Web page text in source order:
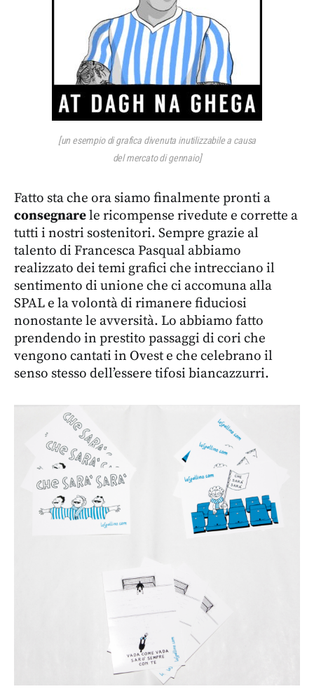
[un esempio di grafica divenuta inutilizzabile a causa
del mercato di gennaio]
Fatto sta che ora siamo finalmente pronti a
consegnarele ricompense rivedute e corrette a
tutti i nostri sostenitori. Sempre grazie al
talento di Francesca Pasqual abbiamo
realizzato dei temi grafici che intrecciano il
sentimento di unione che ci accomuna alla
SPAL e la volontà di rimanere fiduciosi
nonostante le avversità. Lo abbiamo fatto
prendendo in prestito passaggi di cori che
vengono cantati in Ovest e che celebrano il
senso stesso dell’essere tifosi biancazzurri.